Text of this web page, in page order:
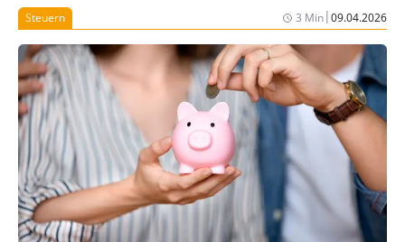
Steuern 3 Min|09.04.2026